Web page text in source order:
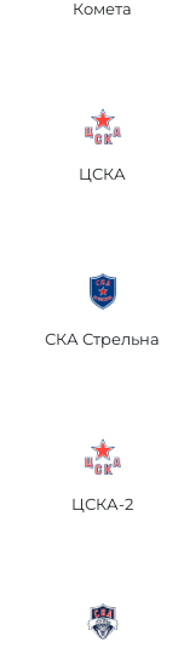
Комета
ЦСКА
СКА Стрельна
ЦСКА-2